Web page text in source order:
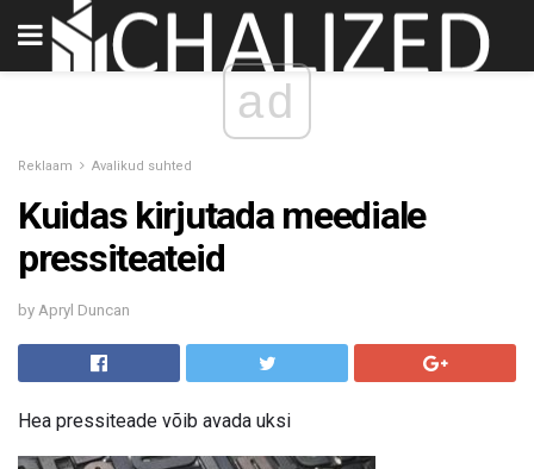
ad
Reklaam Avalikud suhted
Kuidas kirjutada meediale
pressiteateid
by Apryl Duncan
Hea pressiteade võib avada uksi